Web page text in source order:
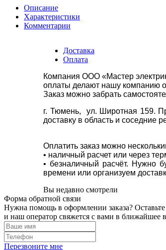
Описание
Характеристики
Комментарии
Доставка
Оплата
Компания ООО «Мастер
оплаты делают нашу компанию
Заказ можно забрать
г. Тюмень, ул. Широтная 159.
доставку в область и соседние
Оплатить заказ можно
• наличный расчет или через
• безналичный расчёт. Нужно
времени или организуем
Вы недавно смотрели
Форма обратной связи
Нужна помощь в оформлении заказа?
и наш оператор свяжется с вами в ближайшее
Перезвоните мне